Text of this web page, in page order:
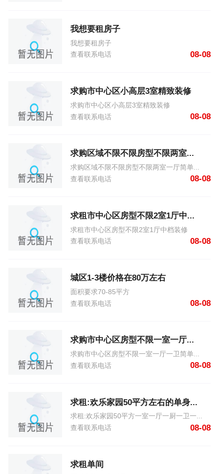
我想要租房子
我想要租房子
查看联系电话
08-08
求购市中心区小高层3室精致装修
求购市中心区小高层3室精致装修
查看联系电话
08-08
求购区域不限不限房型不限两室...
求购区域不限不限房型不限两室一厅简单...
查看联系电话
08-08
求租市中心区房型不限2室1厅中...
求租市中心区房型不限2室1厅中档装修
查看联系电话
08-08
城区1-3楼价格在80万左右
面积要求70-85平方
查看联系电话
08-08
求购市中心区房型不限一室一厅...
求购市中心区房型不限一室一厅一卫简单...
查看联系电话
08-08
求租:欢乐家园50平方左右的单身...
求租:欢乐家园50平方一室一厅一厨一卫一...
查看联系电话
08-08
求租单间